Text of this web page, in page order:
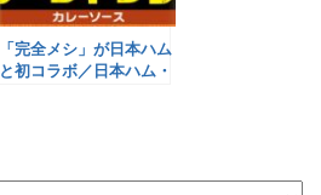
「完全メシ」が日本ハム
と初コラボ／日本ハム・